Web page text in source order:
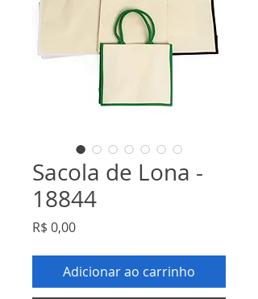
Sacola de Lona -
18844
R$ 0,00Preço
Adicionar ao carrinho